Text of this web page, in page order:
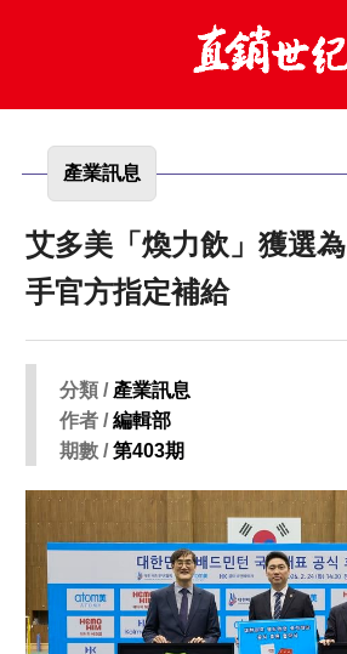
產業訊息
艾多美「煥力飲」獲選為 頂尖羽球選
手官方指定補給
分類 / 產業訊息
作者 /編輯部
期數 /第403期